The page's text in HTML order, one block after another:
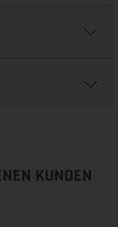
KUNDEN